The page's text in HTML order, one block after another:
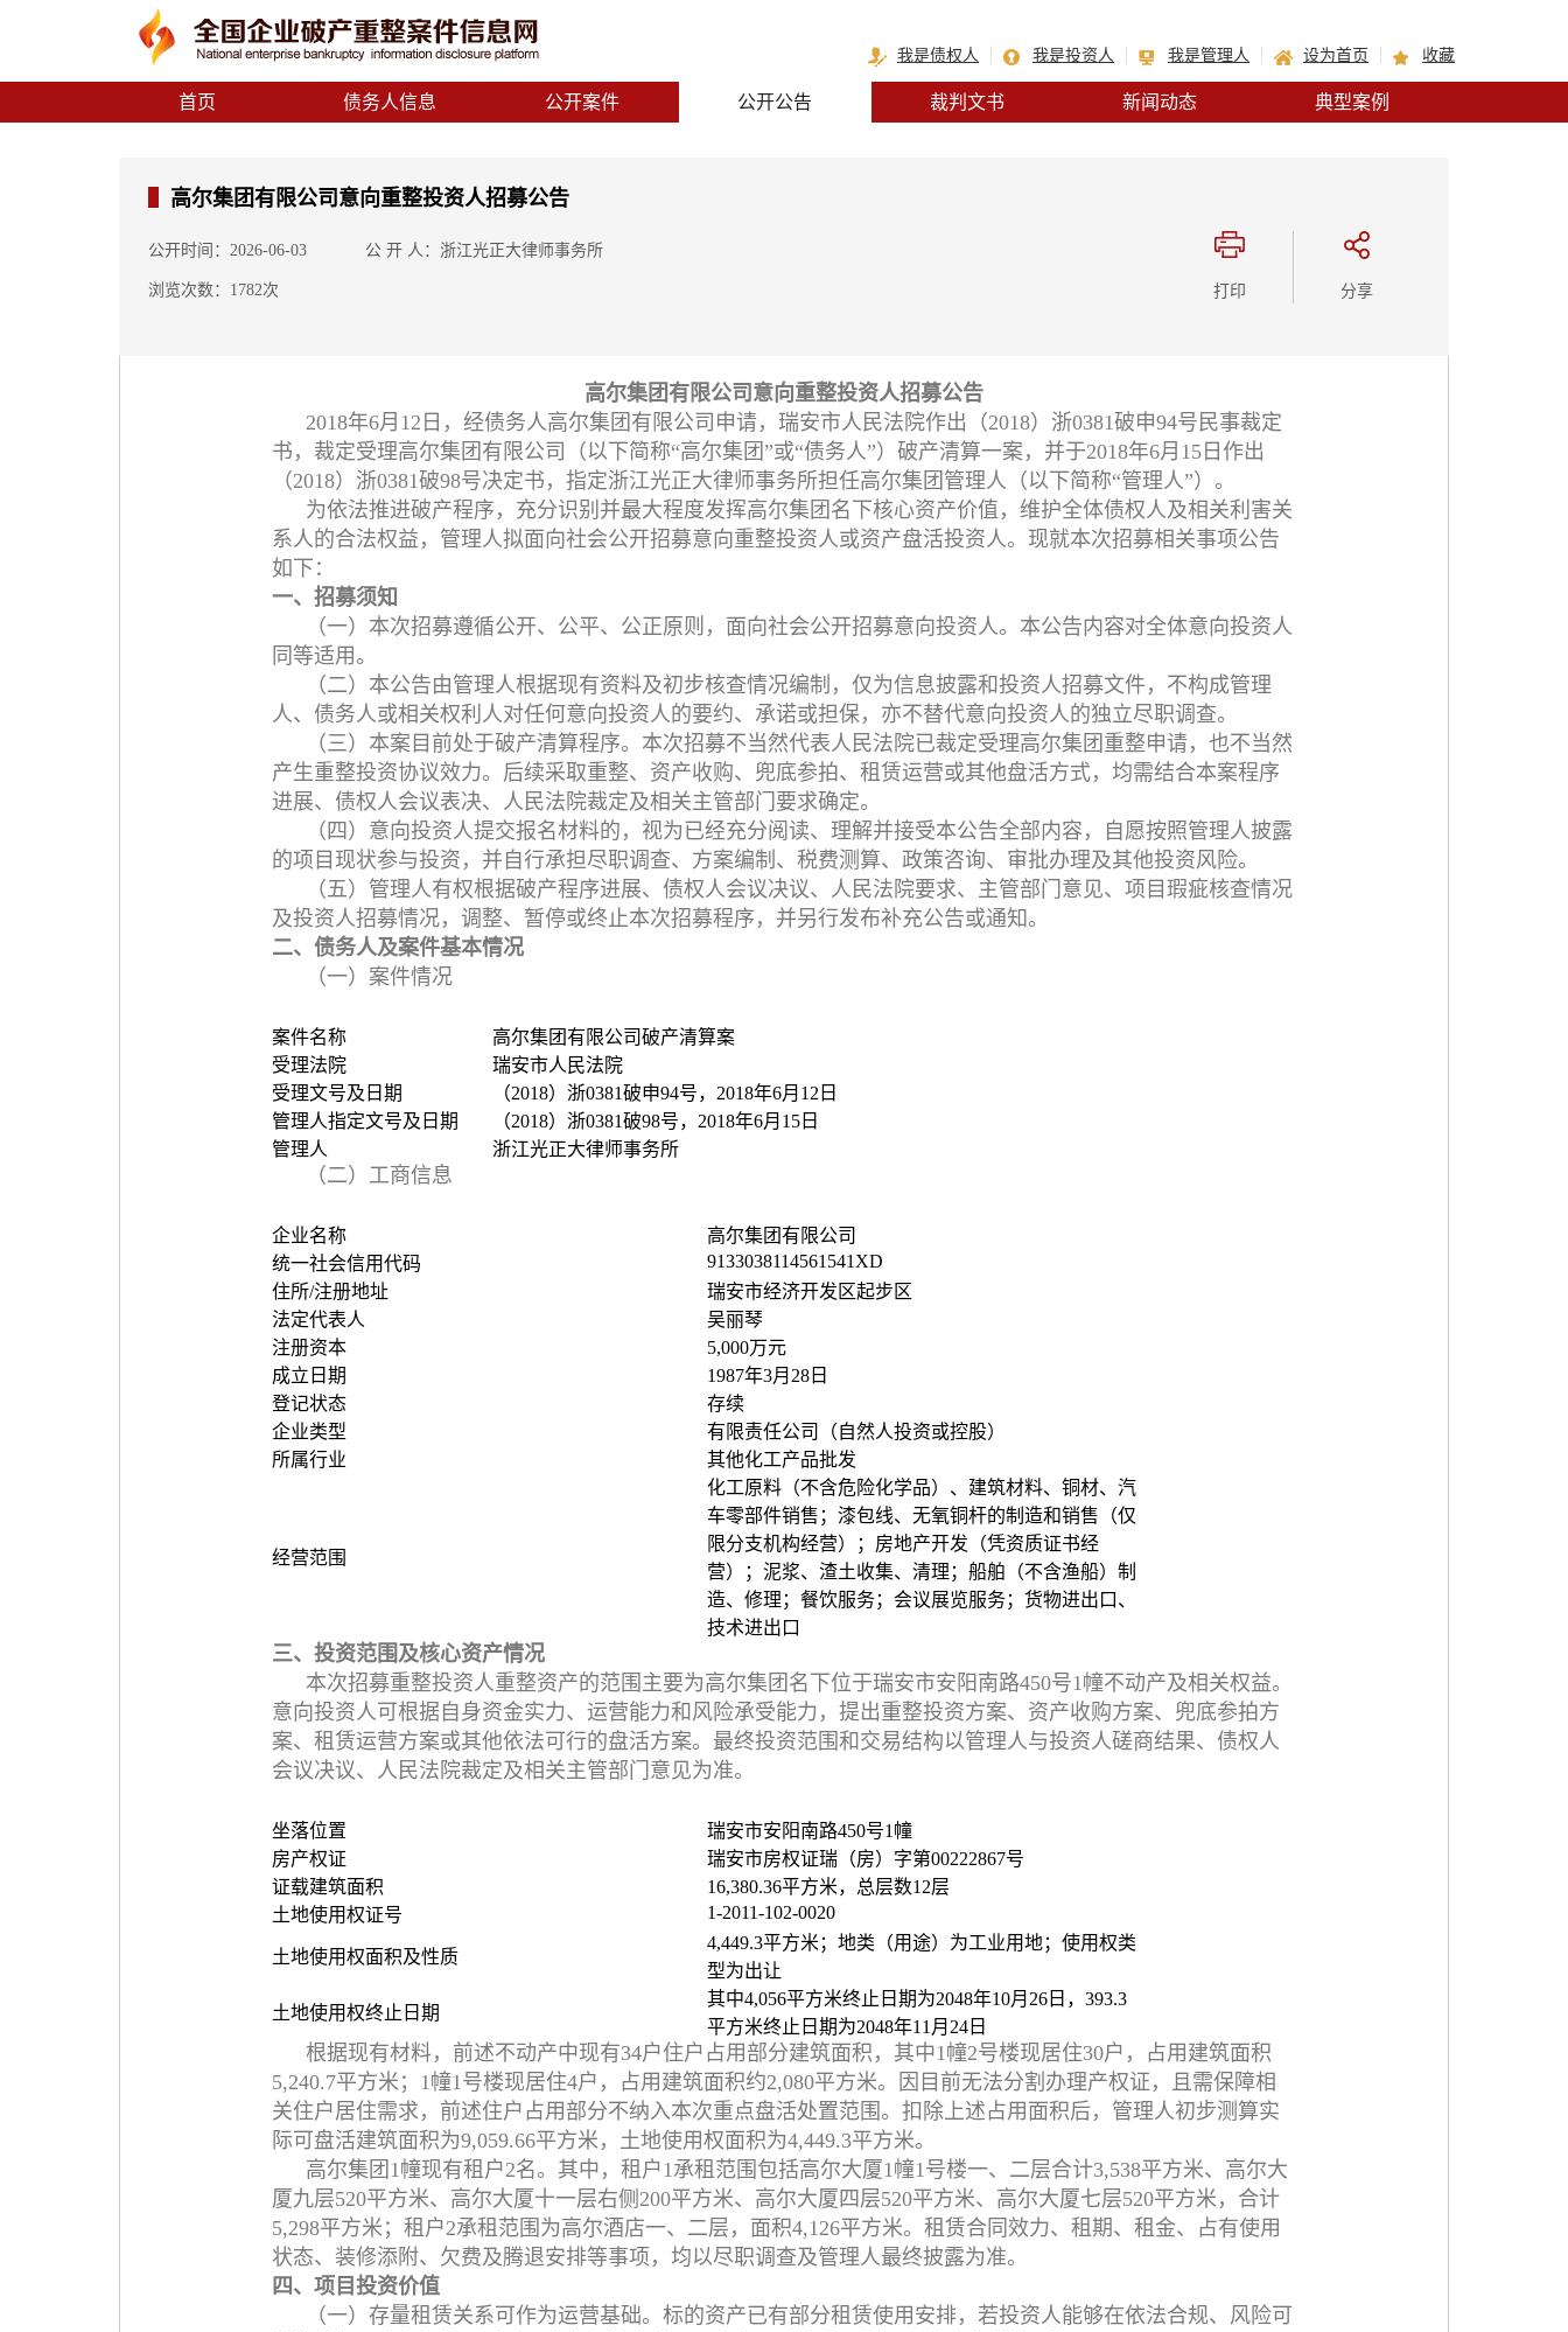
我是债权人 我是投资人 我是管理人 设为首页 收藏
首页 债务人信息 公开案件 公开公告 裁判文书 新闻动态 典型案例
高尔集团有限公司意向重整投资人招募公告
公开时间：2026-06-03 公 开 人：浙江光正大律师事务所
浏览次数：1782次 打印 分享
高尔集团有限公司意向重整投资人招募公告
2018年6月12日，经债务人高尔集团有限公司申请，瑞安市人民法院作出（2018）浙0381破申94号民事裁定
书，裁定受理高尔集团有限公司（以下简称“高尔集团”或“债务人”）破产清算一案，并于2018年6月15日作出
（2018）浙0381破98号决定书，指定浙江光正大律师事务所担任高尔集团管理人（以下简称“管理人”）。
为依法推进破产程序，充分识别并最大程度发挥高尔集团名下核心资产价值，维护全体债权人及相关利害关
系人的合法权益，管理人拟面向社会公开招募意向重整投资人或资产盘活投资人。现就本次招募相关事项公告
如下：
一、招募须知
（一）本次招募遵循公开、公平、公正原则，面向社会公开招募意向投资人。本公告内容对全体意向投资人
同等适用。
（二）本公告由管理人根据现有资料及初步核查情况编制，仅为信息披露和投资人招募文件，不构成管理
人、债务人或相关权利人对任何意向投资人的要约、承诺或担保，亦不替代意向投资人的独立尽职调查。
（三）本案目前处于破产清算程序。本次招募不当然代表人民法院已裁定受理高尔集团重整申请，也不当然
产生重整投资协议效力。后续采取重整、资产收购、兜底参拍、租赁运营或其他盘活方式，均需结合本案程序
进展、债权人会议表决、人民法院裁定及相关主管部门要求确定。
（四）意向投资人提交报名材料的，视为已经充分阅读、理解并接受本公告全部内容，自愿按照管理人披露
的项目现状参与投资，并自行承担尽职调查、方案编制、税费测算、政策咨询、审批办理及其他投资风险。
（五）管理人有权根据破产程序进展、债权人会议决议、人民法院要求、主管部门意见、项目瑕疵核查情况
及投资人招募情况，调整、暂停或终止本次招募程序，并另行发布补充公告或通知。
二、债务人及案件基本情况
（一）案件情况
案件名称
高尔集团有限公司破产清算案
受理法院
瑞安市人民法院
受理文号及日期
（2018）浙0381破申94号，2018年6月12日
管理人指定文号及日期
（2018）浙0381破98号，2018年6月15日
管理人
浙江光正大律师事务所
（二）工商信息
企业名称
高尔集团有限公司
统一社会信用代码
9133038114561541XD
住所/注册地址
瑞安市经济开发区起步区
法定代表人
吴丽琴
注册资本
5,000万元
成立日期
1987年3月28日
登记状态
存续
企业类型
有限责任公司（自然人投资或控股）
所属行业
其他化工产品批发
经营范围
化工原料（不含危险化学品）、建筑材料、铜材、汽
车零部件销售；漆包线、无氧铜杆的制造和销售（仅
限分支机构经营）；房地产开发（凭资质证书经
营）；泥浆、渣土收集、清理；船舶（不含渔船）制
造、修理；餐饮服务；会议展览服务；货物进出口、
技术进出口
三、投资范围及核心资产情况
本次招募重整投资人重整资产的范围主要为高尔集团名下位于瑞安市安阳南路450号1幢不动产及相关权益。
意向投资人可根据自身资金实力、运营能力和风险承受能力，提出重整投资方案、资产收购方案、兜底参拍方
案、租赁运营方案或其他依法可行的盘活方案。最终投资范围和交易结构以管理人与投资人磋商结果、债权人
会议决议、人民法院裁定及相关主管部门意见为准。
坐落位置
瑞安市安阳南路450号1幢
房产权证
瑞安市房权证瑞（房）字第00222867号
证载建筑面积
16,380.36平方米，总层数12层
土地使用权证号
1-2011-102-0020
土地使用权面积及性质
4,449.3平方米；地类（用途）为工业用地；使用权类
型为出让
土地使用权终止日期
其中4,056平方米终止日期为2048年10月26日，393.3
平方米终止日期为2048年11月24日
根据现有材料，前述不动产中现有34户住户占用部分建筑面积，其中1幢2号楼现居住30户，占用建筑面积
5,240.7平方米；1幢1号楼现居住4户，占用建筑面积约2,080平方米。因目前无法分割办理产权证，且需保障相
关住户居住需求，前述住户占用部分不纳入本次重点盘活处置范围。扣除上述占用面积后，管理人初步测算实
际可盘活建筑面积为9,059.66平方米，土地使用权面积为4,449.3平方米。
高尔集团1幢现有租户2名。其中，租户1承租范围包括高尔大厦1幢1号楼一、二层合计3,538平方米、高尔大
厦九层520平方米、高尔大厦十一层右侧200平方米、高尔大厦四层520平方米、高尔大厦七层520平方米，合计
5,298平方米；租户2承租范围为高尔酒店一、二层，面积4,126平方米。租赁合同效力、租期、租金、占有使用
状态、装修添附、欠费及腾退安排等事项，均以尽职调查及管理人最终披露为准。
四、项目投资价值
（一）存量租赁关系可作为运营基础。标的资产已有部分租赁使用安排，若投资人能够在依法合规、风险可